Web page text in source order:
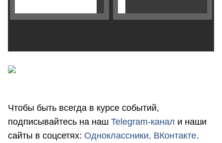
Чтобы быть всегда в курсе событий,
подписывайтесь на наш Telegram-канал и наши
сайты в соцсетях: Одноклассники, ВКонтакте.